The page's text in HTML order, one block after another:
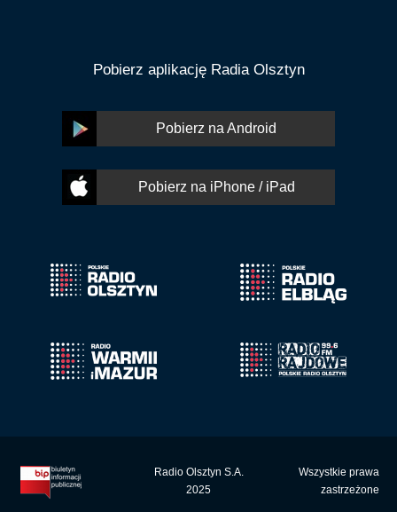
Pobierz aplikację Radia Olsztyn
Pobierz na Android
Pobierz na iPhone / iPad
Radio Olsztyn S.A.
2025
Wszystkie prawa
zastrzeżone